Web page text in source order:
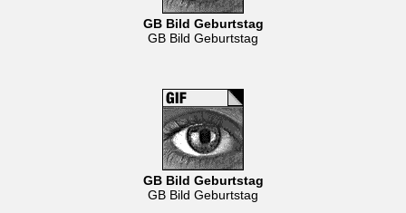
GB Bild Geburtstag
GB Bild Geburtstag
GB Bild Geburtstag
GB Bild Geburtstag